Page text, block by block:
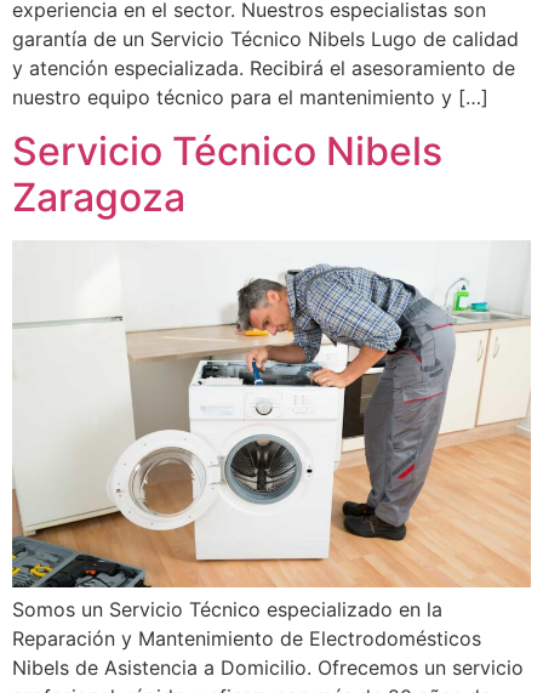
experiencia en el sector. Nuestros especialistas son
garantía de un Servicio Técnico Nibels Lugo de calidad
y atención especializada. Recibirá el asesoramiento de
nuestro equipo técnico para el mantenimiento y […]
Servicio Técnico Nibels
Zaragoza
Somos un Servicio Técnico especializado en la
Reparación y Mantenimiento de Electrodomésticos
Nibels de Asistencia a Domicilio. Ofrecemos un servicio